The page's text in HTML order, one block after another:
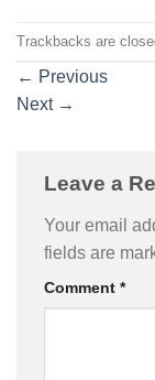
Trackbacks are
← Previous
Next →
Leave a
Your email
fields are
Comment *